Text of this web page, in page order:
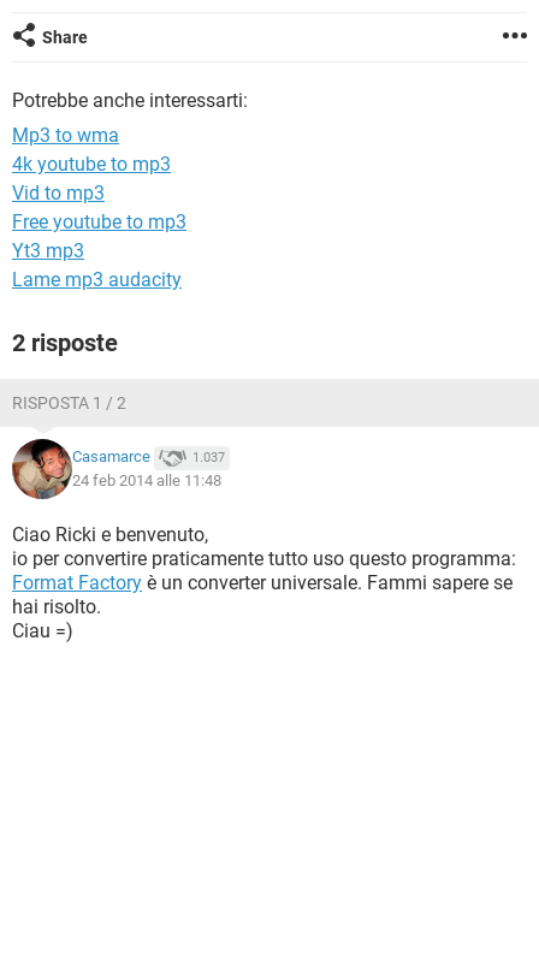
Share
Potrebbe anche interessarti:
Mp3 to wma
4k youtube to mp3
Vid to mp3
Free youtube to mp3
Yt3 mp3
Lame mp3 audacity
2 risposte
RISPOSTA 1 / 2
Casamarce 1.037
24 feb 2014 alle 11:48
Ciao Ricki e benvenuto,
io per convertire praticamente tutto uso questo programma:
Format Factory è un converter universale. Fammi sapere se
hai risolto.
Ciau =)